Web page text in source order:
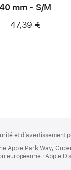
40 mm - S/M
47,39 €
et d’avertissement
Apple Park Way,
européenne : Apple